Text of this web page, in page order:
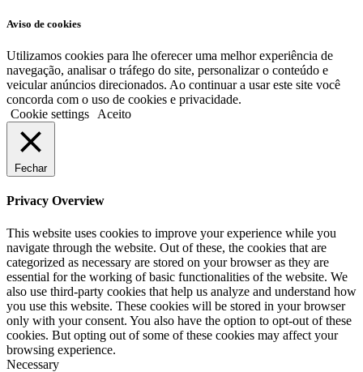
Aviso de cookies
Utilizamos cookies para lhe oferecer uma melhor experiência de
navegação, analisar o tráfego do site, personalizar o conteúdo e
veicular anúncios direcionados. Ao continuar a usar este site você
concorda com o uso de cookies e privacidade.
Cookie settings
Aceito
Fechar
Privacy Overview
This website uses cookies to improve your experience while you
navigate through the website. Out of these, the cookies that are
categorized as necessary are stored on your browser as they are
essential for the working of basic functionalities of the website. We
also use third-party cookies that help us analyze and understand how
you use this website. These cookies will be stored in your browser
only with your consent. You also have the option to opt-out of these
cookies. But opting out of some of these cookies may affect your
browsing experience.
Necessary